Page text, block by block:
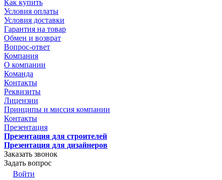
Как купить
Условия оплаты
Условия доставки
Гарантия на товар
Обмен и возврат
Вопрос-ответ
Компания
О компании
Команда
Контакты
Реквизиты
Лицензии
Принципы и миссия компании
Контакты
Презентация
Презентация для строителей
Презентация для дизайнеров
Заказать звонок
Задать вопрос
Войти